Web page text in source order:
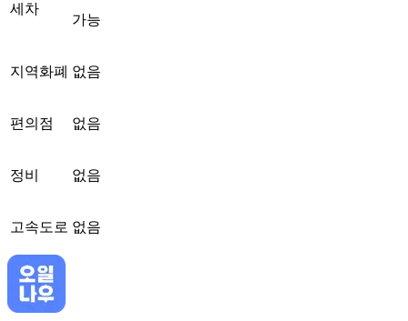
세차
가능
지역화폐 없음
편의점 없음
정비 없음
고속도로 없음